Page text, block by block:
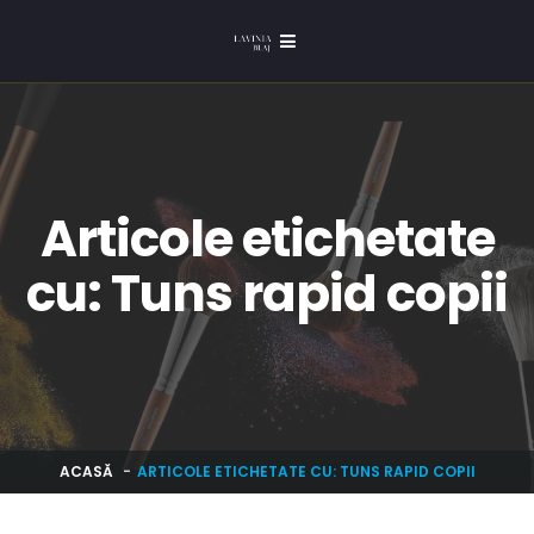
Articole etichetate
cu: Tuns rapid copii
ACASĂ ARTICOLE ETICHETATE CU: TUNS RAPID COPII